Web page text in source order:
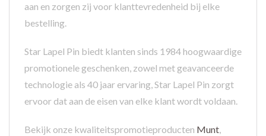
aan en zorgen zij voor klanttevredenheid bij elke
bestelling.
Star Lapel Pin biedt klanten sinds 1984 hoogwaardige
promotionele geschenken, zowel met geavanceerde
technologie als 40 jaar ervaring, Star Lapel Pin zorgt
ervoor dat aan de eisen van elke klant wordt voldaan.
Bekijk onze kwaliteitspromotieproducten Munt,